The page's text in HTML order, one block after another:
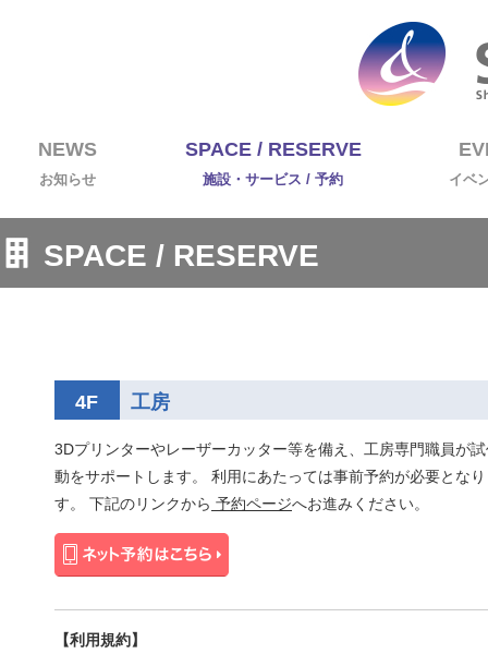
NEWS
お知らせ
SPACE / RESERVE
施設・サービス / 予約 イベ
SPACE / RESERVE
4F 工房
3Dプリンターやレーザーカッター等を備え、工房専門職員が
動をサポートします。 利用にあたっては事前予約が必要とな
す。 下記のリンクから 予約ページへお進みください。
【利用規約】